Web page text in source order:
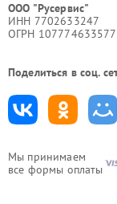
Мы принимаем
все формы оплаты
ООО "Русервис"
ИНН 7702633247
ОГРН
Поделиться в соц.